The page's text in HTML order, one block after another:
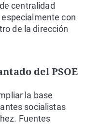
centralidad
con
de la dirección
del PSOE
la base
socialistas
Fuentes